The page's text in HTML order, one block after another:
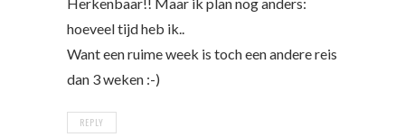
hoeveel tijd heb ik..
Want een ruime week is toch een andere reis
dan 3 weken :-)
REPLY